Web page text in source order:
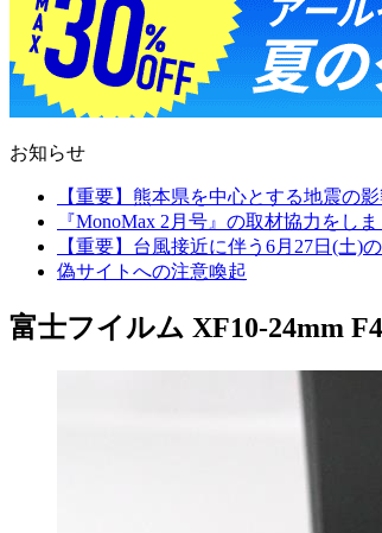
お知らせ
【重要】熊本県を中心とする地震の
『MonoMax 2月号』の取材協力をしま
【重要】台風接近に伴う6月27日(土)
偽サイトへの注意喚起
富士フイルム XF10-24mm